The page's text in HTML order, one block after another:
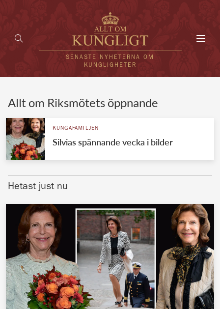
SENASTE NYHETERNA OM
KUNGLIGHETER
UTLÄNDSKT
VÄRLDENS KUNGAHUS
Brittiska kungahuset
Norska kungahuset
Danska kungahuset
Spanska kungahuset
Nederländska kungahuset
Belgiska kungahuset
REDAKTION
Allt om Riksmötets öppnande
KUNGAFAMILJEN
Silvias spännande vecka i bilder
Hetast just nu